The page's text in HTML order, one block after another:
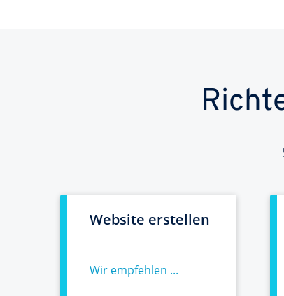
Website erstellen
Wir empfehlen ...